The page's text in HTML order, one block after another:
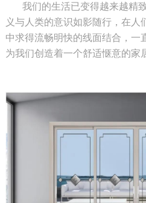
我们的生活已变得越来越精
义与人类的意识如影随行，在人
中求得流畅明快的线面结合，一
为我们创造着一个舒适惬意的